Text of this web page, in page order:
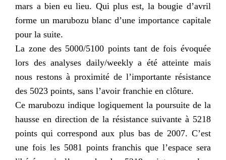
mars a bien eu lieu. Qui plus est, la bougie d’avril
forme un marubozu blanc d’une importance capitale
pour la suite.
La zone des 5000/5100 points tant de fois évoquée
lors des analyses daily/weekly a été atteinte mais
nous restons à proximité de l’importante résistance
des 5023 points, sans l’avoir franchie en clôture.
Ce marubozu indique logiquement la poursuite de la
hausse en direction de la résistance suivante à 5218
points qui correspond aux plus bas de 2007. C’est
une fois les 5081 points franchis que l’espace sera